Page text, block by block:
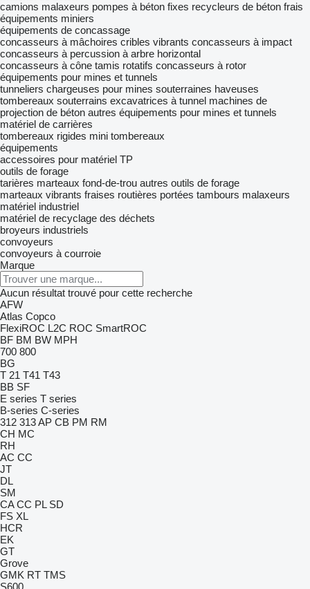
camions malaxeurs pompes à béton fixes recycleurs de béton frais
équipements miniers
équipements de concassage
concasseurs à mâchoires cribles vibrants concasseurs à impact
concasseurs à percussion à arbre horizontal
concasseurs à cône tamis rotatifs concasseurs à rotor
équipements pour mines et tunnels
tunneliers chargeuses pour mines souterraines haveuses
tombereaux souterrains excavatrices à tunnel machines de
projection de béton autres équipements pour mines et tunnels
matériel de carrières
tombereaux rigides mini tombereaux
équipements
accessoires pour matériel TP
outils de forage
tarières marteaux fond-de-trou autres outils de forage
marteaux vibrants fraises routières portées tambours malaxeurs
matériel industriel
matériel de recyclage des déchets
broyeurs industriels
convoyeurs
convoyeurs à courroie
Marque
Aucun résultat trouvé pour cette recherche
AFW
Atlas Copco
FlexiROC L2C ROC SmartROC
BF BM BW MPH
700 800
BG
T 21 T41 T43
BB SF
E series T series
B-series C-series
312 313AP CB PM RM
CH MC
RH
AC CC
JT
DL
SM
CA CC PL SD
FS XL
HCR
EK
GT
Grove
GMK RT TMS
S600